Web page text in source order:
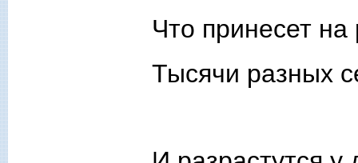
Что принесет
Тысячи разных